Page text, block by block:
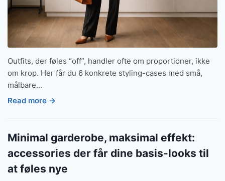
Outfits, der føles “off”, handler ofte om proportioner, ikke
om krop. Her får du 6 konkrete styling-cases med små,
målbare…
Read more →
Minimal garderobe, maksimal effekt:
accessories der får dine basis-looks til
at føles nye